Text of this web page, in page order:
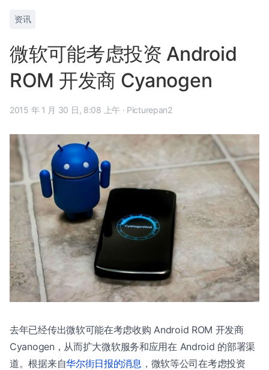
资讯
微软可能考虑投资 Android
ROM 开发商 Cyanogen
2015 年 1 月 30 日, 8:08 上午 · Picturepan2
去年已经传出微软可能在考虑收购 Android ROM 开发商
Cyanogen，从而扩大微软服务和应用在 Android 的部署渠
道。根据来自华尔街日报的消息 ，微软等公司在考虑投资